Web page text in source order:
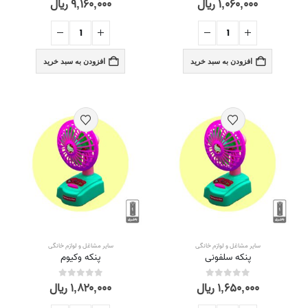
۱,۰۶۰,۰۰۰ریال
افزودن به سبد خرید
۹,۱۶۰,۰۰۰ ریال
افزودن به سبد خرید
سایر مشاغل و لوازم خانگی
پنکه سلفونی
۱,۶۵۰,۰۰۰ ریال
سایر مشاغل و لوازم خانگی
پنکه وکیوم
۱,۸۲۰,۰۰۰ریال